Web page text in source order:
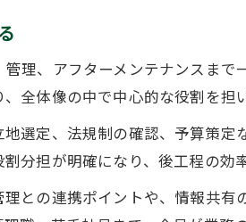
理、アフターメンテナンスま
全体像の中で中心的な役割を担い
選定、法規制の確認、予算策
分担が明確になり、後工程の効
との連携ポイントや、情報共